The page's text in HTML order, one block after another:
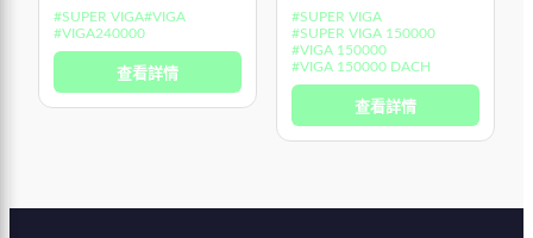
使用後約10分鐘內即可發
揮效果，因此可在性愛前
10分鐘使用。此外，Viga
240000體積迷你、小巧
#SUPER VIGA#VIGA
#VIGA240000
查看詳情
交過程中降低陰莖敏感度，
從而有效延遲射精，同時幫
助您的伴侶更容易達到高
#SUPER VIGA
#SUPER VIGA 150000
#VIGA 150000
#VIGA 150000 DACH
查看詳情